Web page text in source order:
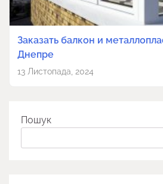
Заказать балкон и
Днепре
13 Листопада, 2024
Пошук